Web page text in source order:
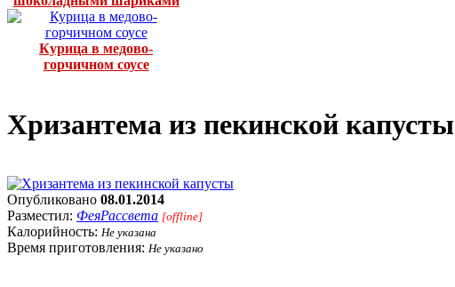
Курица в медово-
горчичном соусе
Хризантема из пекинской капусты
Опубликовано 08.01.2014
Разместил: ФеяРассвета [offline]
Калорийность: Не указана
Время приготовления: Не указано